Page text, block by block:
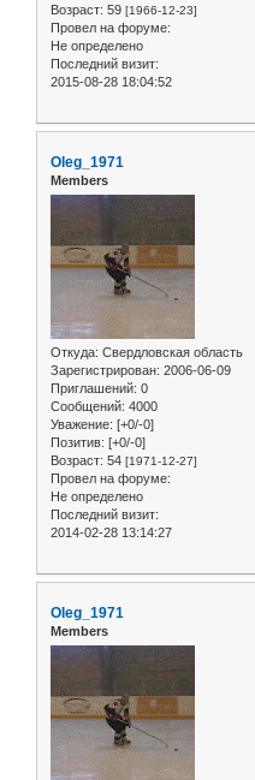
Возраст: 59 [1966-12-23]
Провел на форуме:
Не определено
Последний визит:
2015-08-28 18:04:52
Oleg_1971
Members
Откуда: Свердловская область
Зарегистрирован: 2006-06-09
Приглашений: 0
Сообщений: 4000
Уважение: [+0/-0]
Позитив: [+0/-0]
Возраст: 54 [1971-12-27]
Провел на форуме:
Не определено
Последний визит:
2014-02-28 13:14:27
Oleg_1971
Members